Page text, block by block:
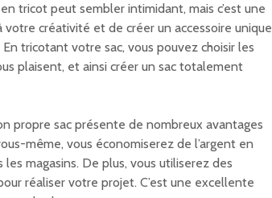
tricot peut sembler intimidant, mais c’est une
créativité et de créer un accessoire unique
tricotant votre sac, vous pouvez choisir les
plaisent, et ainsi créer un sac totalement
propre sac présente de nombreux avantages
même, vous économiserez de l’argent en
magasins. De plus, vous utiliserez des
réaliser votre projet. C’est une excellente